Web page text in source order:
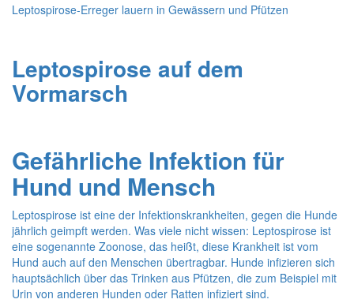
Leptospirose-Erreger lauern in Gewässern und Pfützen
Leptospirose auf dem
Vormarsch
Gefährliche Infektion für
Hund und Mensch
Leptospirose ist eine der Infektionskrankheiten, gegen die Hunde
jährlich geimpft werden. Was viele nicht wissen: Leptospirose ist
eine sogenannte Zoonose, das heißt, diese Krankheit ist vom
Hund auch auf den Menschen übertragbar. Hunde infizieren sich
hauptsächlich über das Trinken aus Pfützen, die zum Beispiel mit
Urin von anderen Hunden oder Ratten infiziert sind.